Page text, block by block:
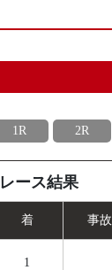
1R 2R
レース結果
着 事故
1